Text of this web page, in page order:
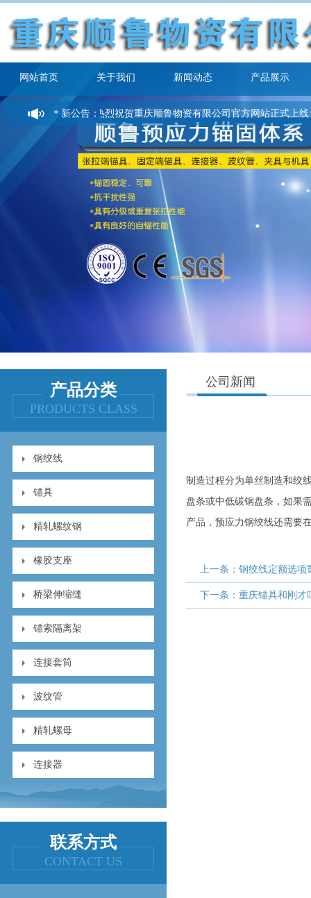
网站首页 关于我们 新闻动态 产品展示
＊新公告：热烈祝贺重庆顺鲁物资有限公司官方网站正式上线！
产品分类
PRODUCTS CLASS
钢绞线
锚具
精轧螺纹钢
橡胶支座
桥梁伸缩缝
锚索隔离架
连接套筒
波纹管
精轧螺母
连接器
联系方式
CONTACT US
公司新闻
制造过程分为单丝制造和绞
盘条或中低碳钢盘条，如果
产品，预应力钢绞线还需要
上一条：钢绞线定额选项
下一条：重庆锚具和刚才